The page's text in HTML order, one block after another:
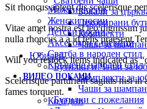
Бокали за
Декорирани
Комплекти
Чаши за
Юбилей
Бутилки и Чаши за
Комплекти за
Чаши за
Бутилки с пожелания
Мъжки носии
Женски носии
Детски носии
Аксесоари с шевици
Сватба в народен стил
Кръщене народен стил
ВИДЕО ПОКАНИ
Коледни
Sit rhoncus aptent dis scelerisque
Vitae amet nostra est leo dignissim
nulla rhoncus a a id felis
Will you restock items indicated as
Scelerisque parturient sagittis nisi
fames torquent.